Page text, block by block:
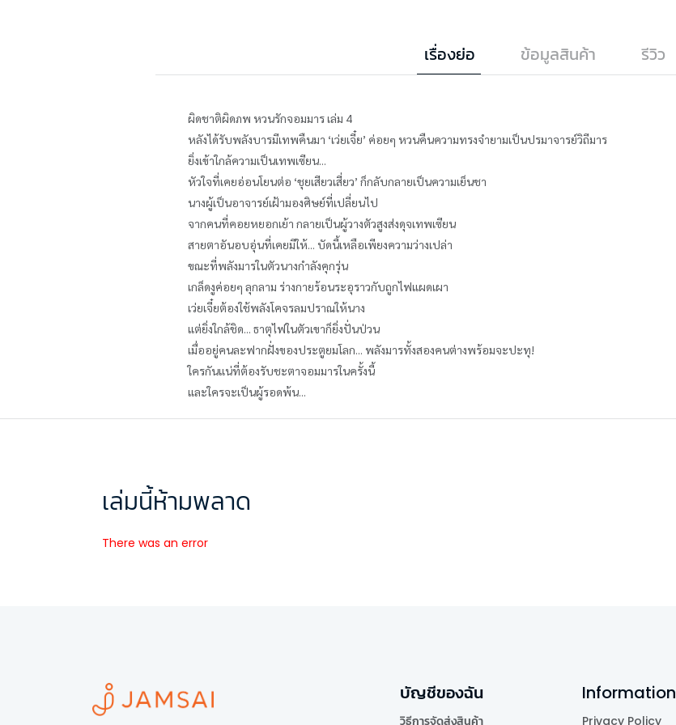
เรื่องย่อ ข้อมูลสินค้า รีวิว
ผิดชาติผิดภพ หวนรักจอมมาร เล่ม 4
หลังได้รับพลังบารมีเทพคืนมา ‘เว่ยเจี๋ย’ ค่อยๆ หวนคืนความทรงจำยามเป็นปรมาจารย์วิถีมาร
ยิ่งเข้าใกล้ความเป็นเทพเซียน...
หัวใจที่เคยอ่อนโยนต่อ ‘ชุยเสียวเสี่ยว’ ก็กลับกลายเป็นความเย็นชา
นางผู้เป็นอาจารย์เฝ้ามองศิษย์ที่เปลี่ยนไป
จากคนที่คอยหยอกเย้า กลายเป็นผู้วางตัวสูงส่งดุจเทพเซียน
สายตาอันอบอุ่นที่เคยมีให้... บัดนี้เหลือเพียงความว่างเปล่า
ขณะที่พลังมารในตัวนางกำลังคุกรุ่น
เกล็ดงูค่อยๆ ลุกลาม ร่างกายร้อนระอุราวกับถูกไฟแผดเผา
เว่ยเจี๋ยต้องใช้พลังโคจรลมปราณให้นาง
แต่ยิ่งใกล้ชิด... ธาตุไฟในตัวเขาก็ยิ่งปั่นป่วน
เมื่ออยู่คนละฟากฝั่งของประตูยมโลก... พลังมารทั้งสองคนต่างพร้อมจะปะทุ!
ใครกันแน่ที่ต้องรับชะตาจอมมารในครั้งนี้
และใครจะเป็นผู้รอดพ้น...
เล่มนี้ห้ามพลาด
There was an error
บัญชีของฉัน
วิธีการจัดส่งสินค้า
Information
Privacy Policy